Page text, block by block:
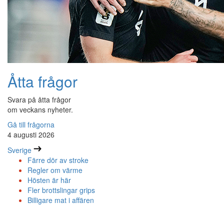
Åtta frågor
Svara på åtta frågor
om veckans nyheter.
Gå till frågorna
4 augusti 2026
Sverige
Färre dör av stroke
Regler om värme
Hösten är här
Fler brottslingar grips
Billigare mat i affären